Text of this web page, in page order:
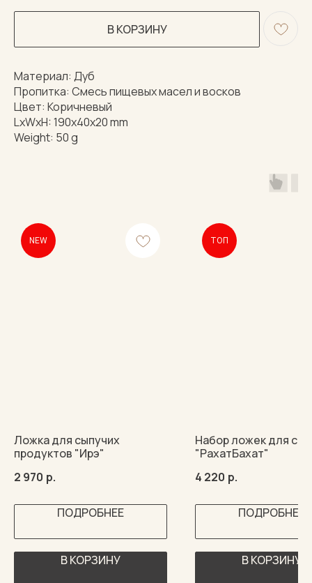
В КОРЗИНУ
Материал: Дуб
Пропитка: Смесь пищевых масел и восков
Цвет: Коричневый
LxWxH: 190x40x20 mm
Weight: 50 g
NEW
Ложка для сыпучих
продуктов "Ирэ"
2 970 р.
ПОДРОБНЕЕ
В КОРЗИНУ
ТОП
Набор ложек для
"РахатБахат"
4 220 р.
ПОДРОБНЕЕ
В КОРЗИНУ